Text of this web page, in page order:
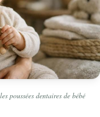
poussées dentaires de bébé